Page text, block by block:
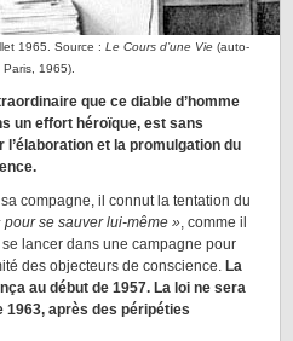
1965. Source : Le Cours d’une Vie (auto-
1965).
que ce diable d’homme
un effort héroïque, est sans
et la promulgation du
compagne, il connut la tentation du
pour se sauver lui-même », comme il
se lancer dans une campagne pour
des objecteurs de conscience. La
au début de 1957. La loi ne sera
1963, après des péripéties